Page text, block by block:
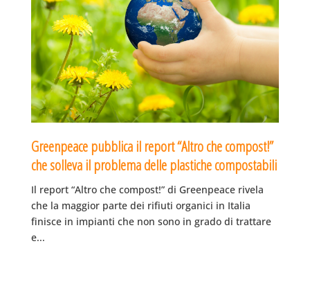
Greenpeace pubblica il report “Altro che compost!”
che solleva il problema delle plastiche compostabili
Il report “Altro che compost!” di Greenpeace rivela
che la maggior parte dei rifiuti organici in Italia
finisce in impianti che non sono in grado di trattare
e...